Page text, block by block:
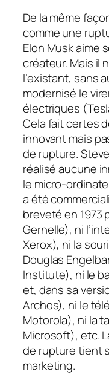
De la même
comme une
Elon Musk aime
créateur. Mais il
l’existant, sans
modernisé le
électriques
Cela fait certes
innovant mais
de rupture.
réalisé aucune
le micro-
a été
breveté en 1973
Gernelle), ni
Xerox), ni la
Douglas
Institute), ni le
et, dans sa
Archos), ni le
Motorola), ni la
Microsoft), etc.
de rupture tient
marketing.